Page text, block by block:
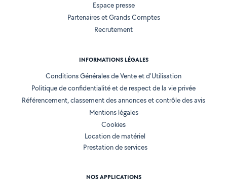
Espace presse
Partenaires et Grands Comptes
Recrutement
INFORMATIONS LÉGALES
Conditions Générales de Vente et d'Utilisation
Politique de confidentialité et de respect de la vie privée
Référencement, classement des annonces et contrôle des avis
Mentions légales
Cookies
Location de matériel
Prestation de services
NOS APPLICATIONS